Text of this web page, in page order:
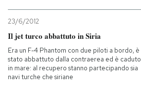
23/6/2012
Il jet turco abbattuto in Siria
Era un F-4 Phantom con due piloti a bordo, è
stato abbattuto dalla contraerea ed è caduto
in mare: al recupero stanno partecipando sia
navi turche che siriane